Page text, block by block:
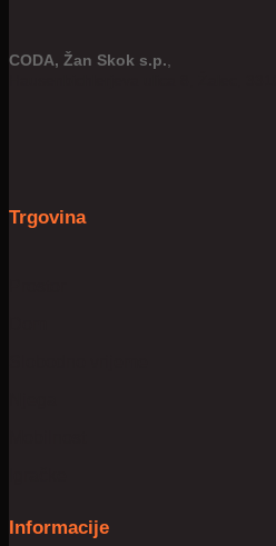
CODA, Žan Skok s.p.
Trgovina
Informacije